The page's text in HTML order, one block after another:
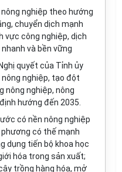
nghiệp theo hướng
chuyển dịch mạnh
vực công nghiệp, dịch
và bền vững
quyết của Tỉnh ủy
nghiệp, tạo đột
nông nghiệp, nông
hướng đến 2035.
có nền nông nghiệp
có thế mạnh
dụng tiến bộ khoa học
hóa trong sản xuất;
trồng hàng hóa, mở